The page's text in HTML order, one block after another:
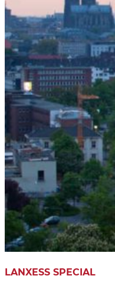
-10%
JETZT
BUCHEN
JETZT
BUCHEN
LANXESS SPECIAL